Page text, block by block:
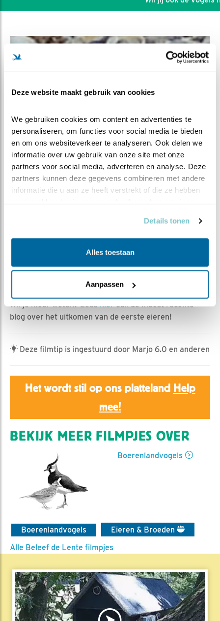
Deze website maakt gebruik van cookies
We gebruiken cookies om content en advertenties te
personaliseren, om functies voor social media te bieden
en om ons websiteverkeer te analyseren. Ook delen we
informatie over uw gebruik van onze site met onze
partners voor social media, adverteren en analyse. Deze
partners kunnen deze gegevens combineren met andere
informatie die u aan ze heeft verstrekt of die ze hebben
Details tonen
Alles toestaan
Aanpassen
DEEL DIT FILMPJE
Bonnie | Geplaatst op 8 mei 2024, 23:59 |
Vind ik
Daar zijn ze dan eindelijk; de gruttokuikens! Rond de
middag kregen we de eerste hints dat er een ei was
uitgekomen en dat werd wat later bevestigd. Maar in de
avond hadden ze nog een verrassing voor ons...
Wil je meer weten? Leeshierook de meest recente
blog over het uitkomen van de eerste eieren!
Deze filmtip is ingestuurd door Marjo 6.0 en anderen
Het wordt stil op ons platteland Help
mee!
BEKIJK MEER FILMPJES OVER
Boerenlandvogels
Boerenlandvogels
Eieren & Broeden
Alle Beleef de Lente filmpjes